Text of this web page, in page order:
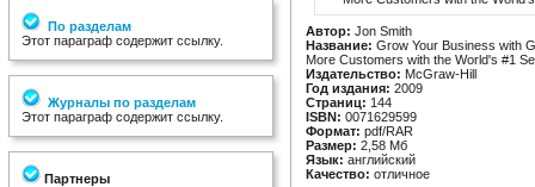
По разделам
Этот параграф содержит ссылку.
Журналы по разделам
Этот параграф содержит ссылку.
Партнеры
Автор: Jon Smith
Название: Grow Your Business with
More Customers with the World's #1
Издательство: McGraw-Hill
Год издания: 2009
Страниц: 144
ISBN: 0071629599
Формат: pdf/RAR
Размер: 2,58 Мб
Язык: английский
Качество: отличное